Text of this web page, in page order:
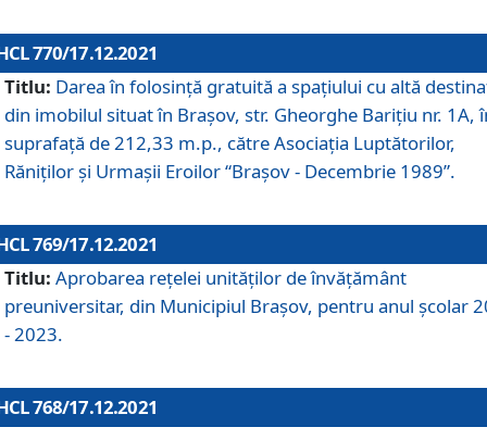
770/17.12.2021
Titlu: Darea în folosinţă gratuită a spaţiului cu altă
din imobilul situat în Braşov, str. Gheorghe Bariţiu nr. 1A,
suprafaţă de 212,33 m.p., către Asociaţia Luptătorilor,
Răniţilor şi Urmaşii Eroilor “Braşov - Decembrie 1989”.
769/17.12.2021
Titlu: Aprobarea reţelei unităţilor de învăţământ
preuniversitar, din Municipiul Braşov, pentru anul şcolar
- 2023.
768/17.12.2021